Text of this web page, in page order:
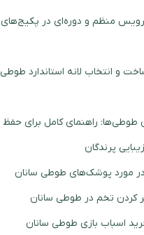
منظم و دوره‌ای در پکیج‌های
و انتخاب لانه استاندارد طوطی
طوطی‌ها: راهنمای کامل برای حفظ
پرندگان
مورد پوشک‌های طوطی سانان
اسباب بازی طوطی سانان